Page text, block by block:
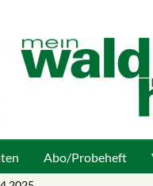
Abo/Probeheft